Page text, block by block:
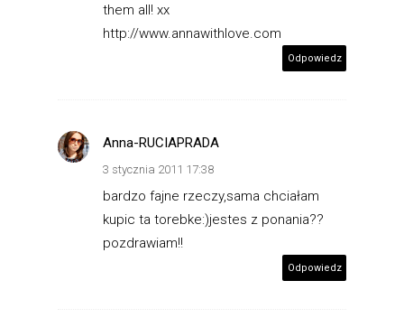
them all! xx
http://www.annawithlove.com
Odpowiedz
Anna-RUCIAPRADA
3 stycznia 2011 17:38
bardzo fajne rzeczy,sama chciałam
kupic ta torebke:)jestes z ponania??
pozdrawiam!!
Odpowiedz